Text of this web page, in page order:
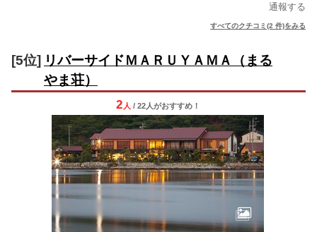
通報する
すべてのクチコミ(2 件)をみる
[5位] リバーサイドＭＡＲＵＹＡＭＡ（まる
やま荘）
2 人 / 22人がおすすめ！